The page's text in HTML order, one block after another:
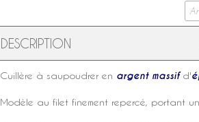
DESCRIPTION
Cuillère à saupoudrer en argent massifd'
Modèle au filet finement repercé, portant un